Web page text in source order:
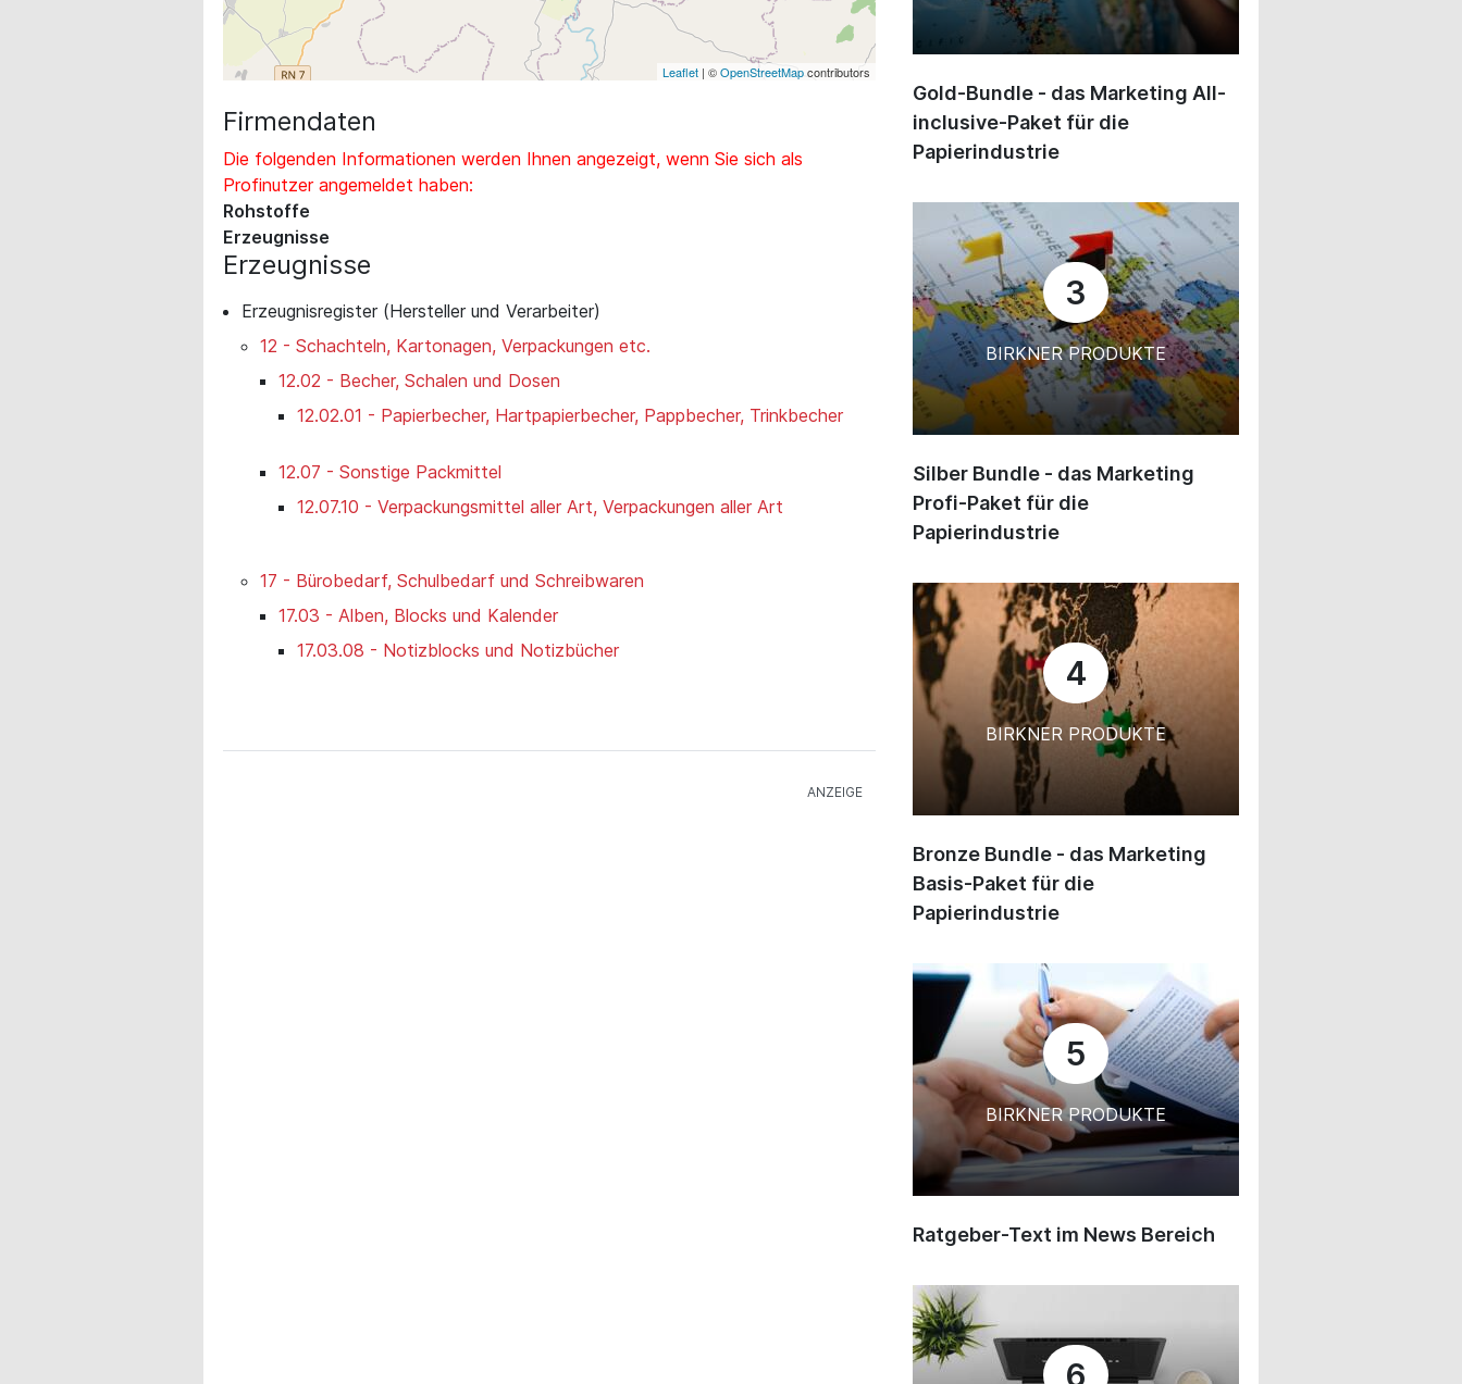
Leaflet | ©OpenStreetMapcontributors
Firmendaten
Die folgenden Informationen werden Ihnen angezeigt, wenn Sie sich als
Profinutzer angemeldet haben:
Rohstoffe
Erzeugnisse
Erzeugnisse
Erzeugnisregister (Hersteller und Verarbeiter)
12 - Schachteln, Kartonagen, Verpackungen etc.
12.02 - Becher, Schalen und Dosen
12.02.01 - Papierbecher, Hartpapierbecher, Pappbecher, Trinkbecher
12.07 - Sonstige Packmittel
12.07.10 - Verpackungsmittel aller Art, Verpackungen aller Art
17 - Bürobedarf, Schulbedarf und Schreibwaren
17.03 - Alben, Blocks und Kalender
17.03.08 - Notizblocks und Notizbücher
Gold-Bundle - das Marketing All-
inclusive-Paket für die
Papierindustrie
3
BIRKNER PRODUKTE
Silber Bundle - das Marketing
Profi-Paket für die
Papierindustrie
4
BIRKNER PRODUKTE
Bronze Bundle - das Marketing
Basis-Paket für die
Papierindustrie
5
BIRKNER PRODUKTE
Ratgeber-Text im News Bereich
6